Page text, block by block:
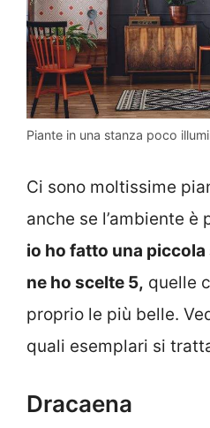
Piante in una stanza poco
Ci sono moltissime
anche se l’ambiente è
io ho fatto una
ne ho scelte 5, quelle
proprio le più belle.
quali esemplari si
Dracaena